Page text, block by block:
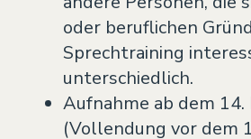
oder beruflichen
Sprechtraining
unterschiedlich.
Aufnahme ab dem 14.
(Vollendung vor dem